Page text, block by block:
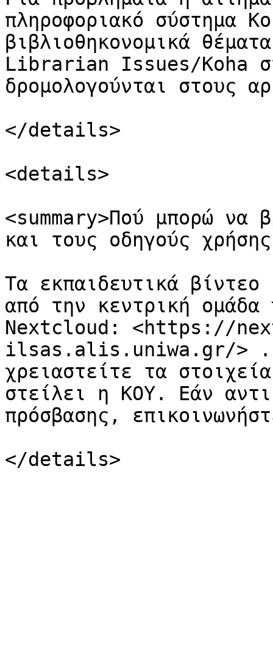
πληροφοριακό σύστημα
βιβλιοθηκονομικά
Librarian Issues/Koha
δρομολογούνται στους
</details>
<details>
<summary>Πού μπορώ να
και τους οδηγούς
Τα εκπαιδευτικά
από την κεντρική ομάδα
Nextcloud: <https://
ilsas.alis.uniwa.gr/> .
χρειαστείτε τα
στείλει η ΚΟΥ. Εάν
πρόσβασης,